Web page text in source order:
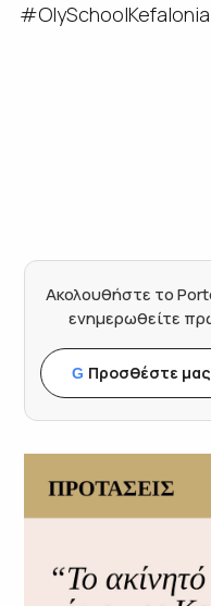
#OlySchoolKefalonia
Ακολουθήστε το
ενημερωθείτε
G Προσθέστε